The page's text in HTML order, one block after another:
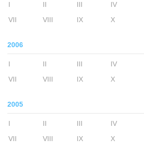
I II III IV
VII
VIII IX X
2006
I II III IV
VII
VIII IX X
2005
I II III IV
VII
VIII IX X